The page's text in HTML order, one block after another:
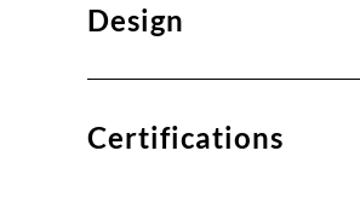
Design
Certifications